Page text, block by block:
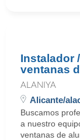
Instalador
ventanas
ALANIYA
Alicante/
Buscamos
a nuestro
ventanas de